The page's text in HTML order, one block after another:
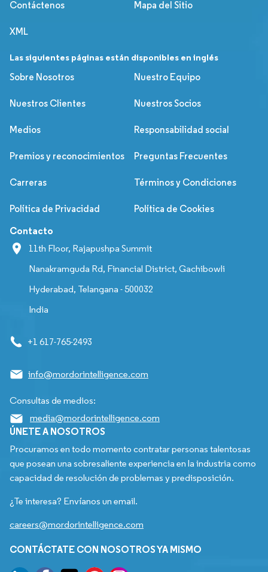
Contáctenos Mapa del Sitio
XML
Las siguientes páginas están disponibles en inglés
Sobre Nosotros
Nuestro Equipo
Nuestros Clientes Nuestros Socios
Medios Responsabilidad social
Premios y reconocimientos Preguntas Frecuentes
Carreras Términos y Condiciones
Política de Privacidad Política de Cookies
Contacto
11th Floor, Rajapushpa Summit
Nanakramguda Rd, Financial District, Gachibowli
Hyderabad, Telangana - 500032
India
+1 617-765-2493
info@mordorintelligence.com
Consultas de medios:
media@mordorintelligence.com
ÚNETE A NOSOTROS
Procuramos en todo momento contratar personas talentosas
que posean una sobresaliente experiencia en la industria como
capacidad de resolución de problemas y predisposición.
¿Te interesa? Envíanos un email.
careers@mordorintelligence.com
CONTÁCTATE CON NOSOTROS YA MISMO